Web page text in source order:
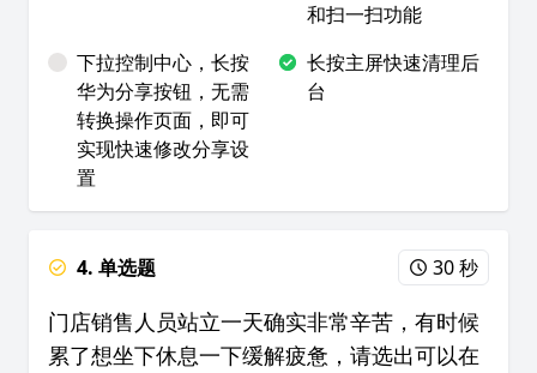
和扫一扫功能
下拉控制中心，长按
华为分享按钮，无需
转换操作页面，即可
实现快速修改分享设
置
长按主屏快速清理后
台
4. 单选题 30 秒
门店销售人员站立一天确实非常辛苦，有时候
累了想坐下休息一下缓解疲惫，请选出可以在